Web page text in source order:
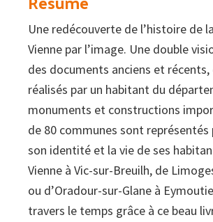
Une redécouverte de l’histoire de
Vienne par l’image. Une double
des documents anciens et
réalisés par un habitant du
monuments et constructions
de 80 communes sont
son identité et la vie de ses
Vienne à Vic-sur-Breuilh, de
ou d’Oradour-sur-Glane à
travers le temps grâce à ce beau